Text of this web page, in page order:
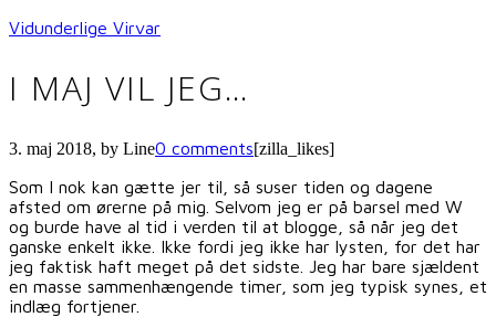
Vidunderlige Virvar
I MAJ VIL JEG…
3. maj 2018, by Line0 comments[zilla_likes]
Som I nok kan gætte jer til, så suser tiden og dagene
afsted om ørerne på mig. Selvom jeg er på barsel med W
og burde have al tid i verden til at blogge, så når jeg det
ganske enkelt ikke. Ikke fordi jeg ikke har lysten, for det har
jeg faktisk haft meget på det sidste. Jeg har bare sjældent
en masse sammenhængende timer, som jeg typisk synes, et
indlæg fortjener.